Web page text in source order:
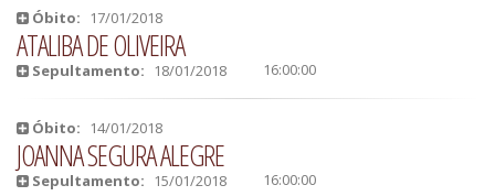
Óbito: 17/01/2018
ATALIBA DE OLIVEIRA
Sepultamento: 18/01/2018 16:00:00
Óbito: 14/01/2018
JOANNA SEGURA ALEGRE
Sepultamento: 15/01/2018 16:00:00